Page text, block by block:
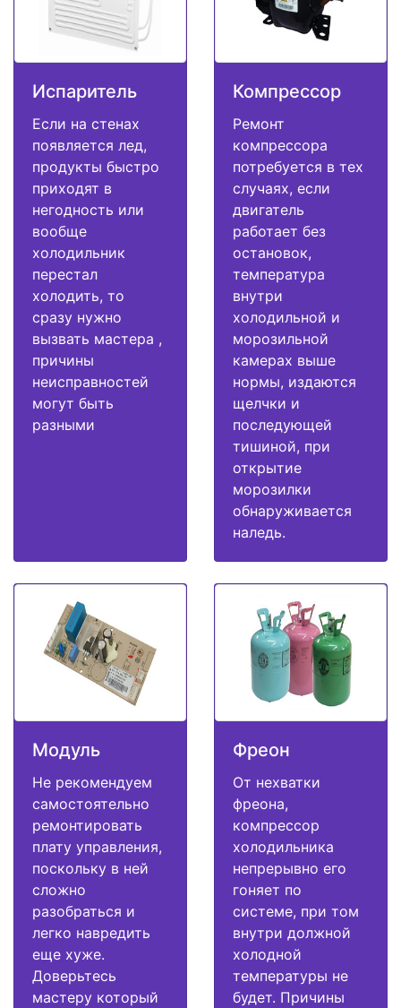
Испаритель
Если на стенах
появляется лед,
продукты быстро
приходят в
негодность или
вообще
холодильник
перестал
холодить, то
сразу нужно
вызвать мастера ,
причины
неисправностей
могут быть
разными
Компрессор
Ремонт
компрессора
потребуется в тех
случаях, если
двигатель
работает без
остановок,
температура
внутри
холодильной и
морозильной
камерах выше
нормы, издаются
щелчки и
последующей
тишиной, при
открытие
морозилки
обнаруживается
наледь.
Модуль
Не рекомендуем
самостоятельно
ремонтировать
плату управления,
поскольку в ней
сложно
разобраться и
легко навредить
еще хуже.
Доверьтесь
мастеру который
Фреон
От нехватки
фреона,
компрессор
холодильника
непрерывно его
гоняет по
системе, при том
внутри должной
холодной
температуры не
будет. Причины